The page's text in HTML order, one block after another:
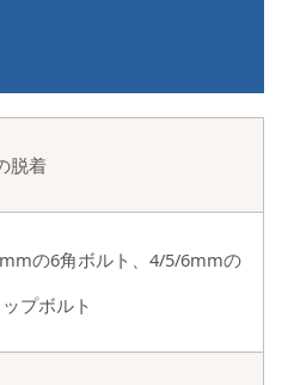
脱着
の6角ボルト、4/5/6mmの
プボルト